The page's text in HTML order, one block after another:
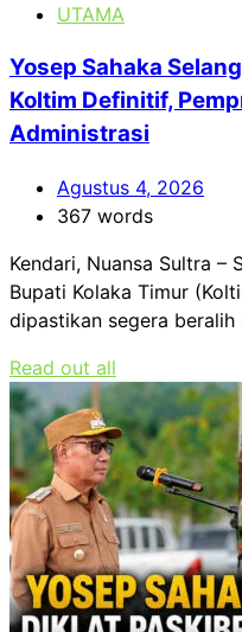
UTAMA
Yosep Sahaka
Koltim Definitif,
Administrasi
Agustus 4, 2026
367 words
Kendari, Nuansa Sultra –
Bupati Kolaka Timur
dipastikan segera
Read out all